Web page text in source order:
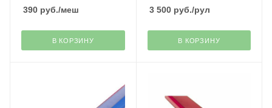
390 руб./меш
В КОРЗИНУ
3 500руб./рул
В КОРЗИНУ